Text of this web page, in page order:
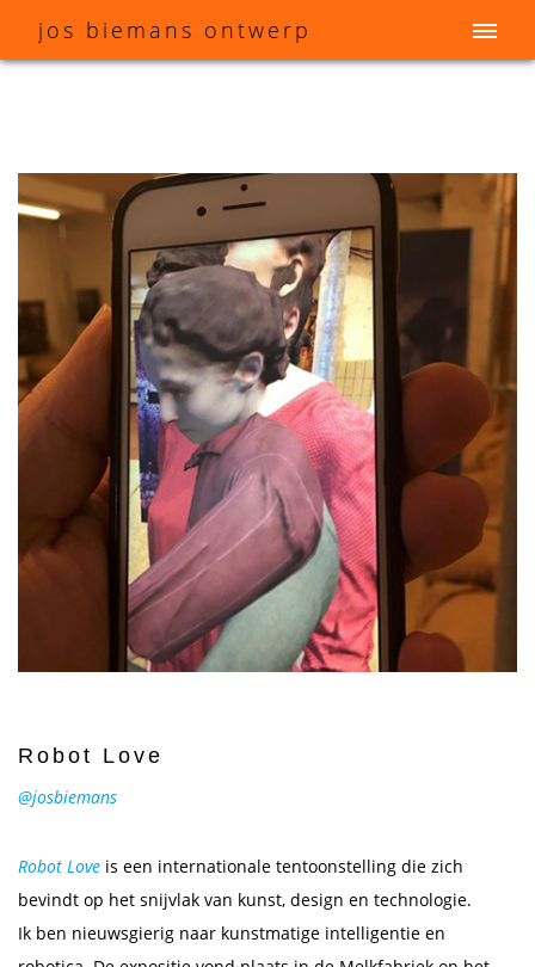
j os b iemans o ntwerp
Robot Love
@josbiemans
Robot Love is een internationale tentoonstelling die zich
bevindt op het snijvlak van kunst, design en technologie.
Ik ben nieuwsgierig naar kunstmatige intelligentie en